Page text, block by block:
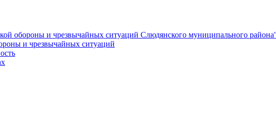
обороны и чрезвычайных ситуаций Слюдянского муниципального
и чрезвычайных ситуаций